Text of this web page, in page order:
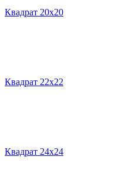
Квадрат 20х20
Квадрат 22х22
Квадрат 24х24